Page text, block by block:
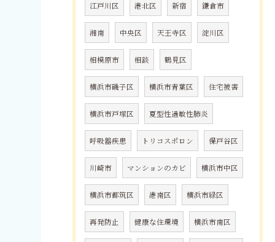
江戸川区 港北区 新宿 鎌倉市
湘南 中央区 天王寺区 淀川区
相模原市 相談 鶴見区
横浜市磯子区 横浜市青葉区 住宅被害
横浜市戸塚区 夏型性過敏性肺炎
呼吸器疾患 トリコスポロン 保戸谷区
川崎市 マンションのカビ 横浜市中区
横浜市都筑区 港南区 横浜市緑区
再発防止 健康な住環境 横浜市南区